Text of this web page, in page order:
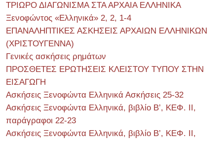
ΤΡΙΩΡΟ ΔΙΑΓΩΝΙΣΜΑ ΣΤΑ ΑΡΧΑΙΑ ΕΛΛΗΝΙΚΑ
Ξενοφώντος «Ελληνικά» 2, 2, 1-4
ΕΠΑΝΑΛΗΠΤΙΚΕΣ ΑΣΚΗΣΕΙΣ ΑΡΧΑΙΩΝ ΕΛΛΗΝΙΚΩΝ
(ΧΡΙΣΤΟΥΓΕΝΝΑ)
Γενικές ασκήσεις ρημάτων
ΠΡΟΣΘΕΤΕΣ ΕΡΩΤΗΣΕΙΣ ΚΛΕΙΣΤΟΥ ΤΥΠΟΥ ΣΤΗΝ
ΕΙΣΑΓΩΓΗ
Ασκήσεις Ξενοφώντα Ελληνικά Ασκήσεις 25-32
Ασκήσεις Ξενοφώντα Ελληνικά, βιβλίο Β’, ΚΕΦ. II,
παράγραφοι 22-23
Ασκήσεις Ξενοφώντα Ελληνικά, βιβλίο Β’, ΚΕΦ. II,